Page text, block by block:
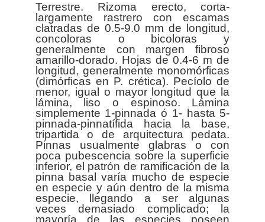
Terrestre. Rizoma erecto, corta-
largamente rastrero con escamas
clatradas de 0.5-9.0 mm de longitud,
concoloras o bicoloras y
generalmente con margen fibroso
amarillo-dorado. Hojas de 0.4-6 m de
longitud, generalmente monomórficas
(dimórficas en P. crética). Pecíolo de
menor, igual o mayor longitud que la
lámina, liso o espinoso. Lámina
simplemente 1-pinnada ó 1- hasta 5-
pinnada-pinnatífida hacia la base,
tripartida o de arquitectura pedata.
Pinnas usualmente glabras o con
poca pubescencia sobre la superficie
inferior, el patrón de ramificación de la
pinna basal varía mucho de especie
en especie y aún dentro de la misma
especie, llegando a ser algunas
veces demasiado complicado; la
mayoría de las especies poseen